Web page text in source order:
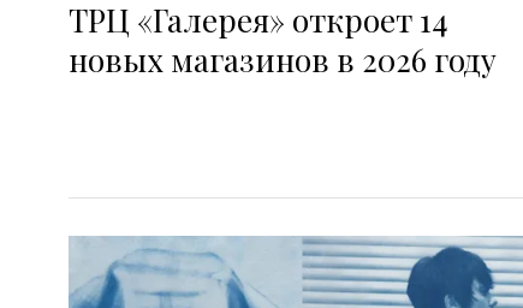
ТРЦ «Галерея» откроет 14
новых магазинов в 2026 году